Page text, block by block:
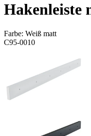
Hakenleiste
Farbe: Weiß matt
C95-0010